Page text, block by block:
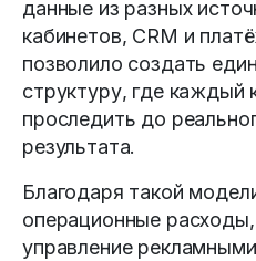
данные из разных
кабинетов, CRM и
позволило создать
структуру, где каждый
проследить до
результата.
Благодаря такой
операционные
управление